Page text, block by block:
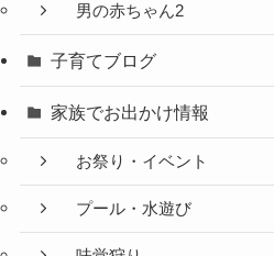
男の赤ちゃん2
子育てブログ
家族でお出かけ情報
お祭り・イベント
プール・水遊び